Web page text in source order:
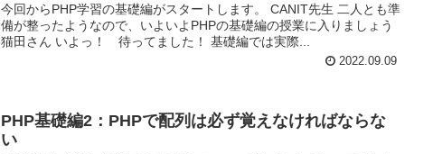
今回からPHP学習の基礎編がスタートします。 CANIT先生 二人とも準
備が整ったようなので、いよいよPHPの基礎編の授業に入りましょう
猫田さん いよっ！ 待ってました！ 基礎編では実際...
2022.09.09
PHP基礎編2：PHPで配列は必ず覚えなければならな
い